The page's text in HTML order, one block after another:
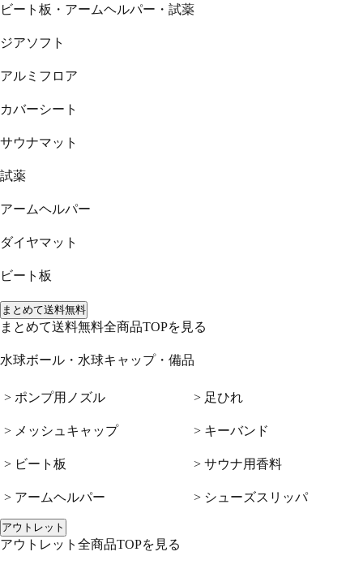
ビート板・アームヘルパー・試薬
ジアソフト
アルミフロア
カバーシート
サウナマット
試薬
アームヘルパー
ダイヤマット
ビート板
まとめて送料無料
まとめて送料無料全商品TOPを見る
水球ボール・水球キャップ・備品
> ポンプ用ノズル
> メッシュキャップ
> ビート板
> アームヘルパー
> 足ひれ
> キーバンド
> サウナ用香料
> シューズスリッパ
アウトレット
アウトレット全商品TOPを見る